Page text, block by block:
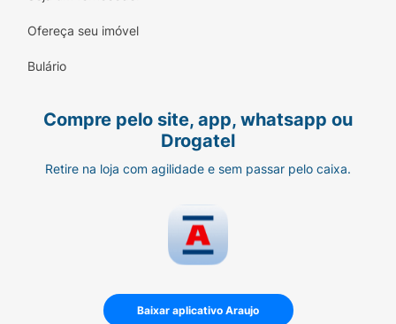
Ofereça seu imóvel
Bulário
Compre pelo site, app, whatsapp ou
Drogatel
Retire na loja com agilidade e sem passar pelo caixa.
Baixar aplicativo Araujo